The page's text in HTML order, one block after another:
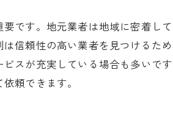
を比較
価する
装業者一覧
探すコツ
です。地元業者は地域に密着し
信頼性の高い業者を見つけるた
スが充実している場合も多いで
頼できます。